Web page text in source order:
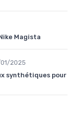
Magista
2025
synthétiques pour